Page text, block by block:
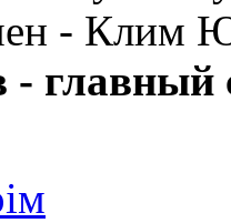
- Клим
главный